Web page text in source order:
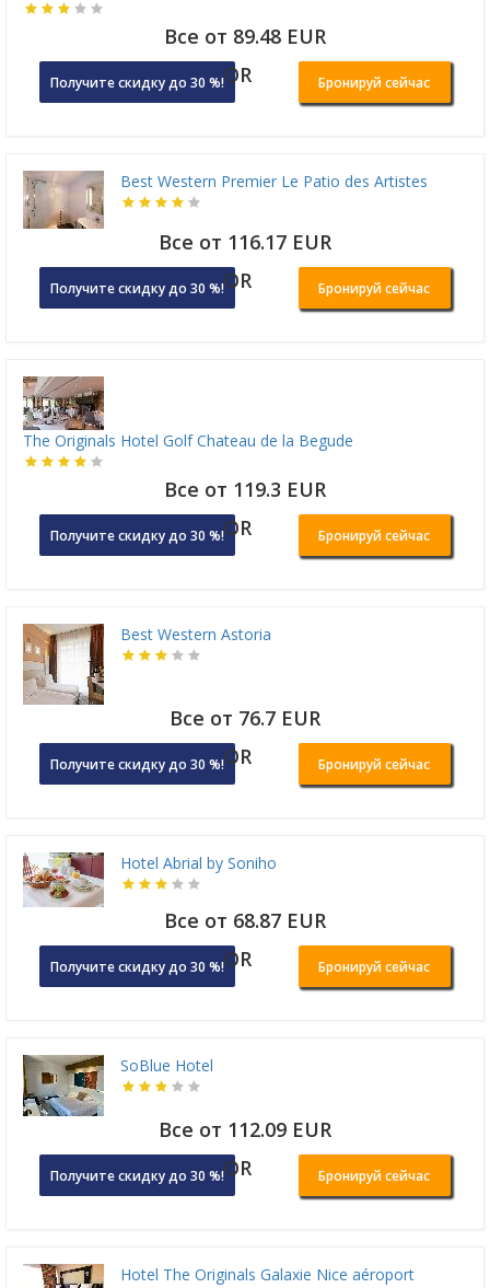
Все от 89.48 EUR
Получите скидку до 30 %!OR Бронируй сейчас
Best Western Premier Le Patio des Artistes
Все от 116.17 EUR
Получите скидку до 30 %!OR Бронируй сейчас
The Originals Hotel Golf Chateau de la Begude
Все от 119.3 EUR
Получите скидку до 30 %!OR Бронируй сейчас
Best Western Astoria
Все от 76.7 EUR
Получите скидку до 30 %!OR Бронируй сейчас
Hotel Abrial by Soniho
Все от 68.87 EUR
Получите скидку до 30 %!OR Бронируй сейчас
SoBlue Hotel
Все от 112.09 EUR
Получите скидку до 30 %!OR Бронируй сейчас
Hotel The Originals Galaxie Nice aéroport